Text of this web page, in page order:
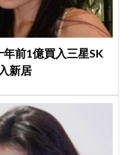
年前1億買入三星SK
新居